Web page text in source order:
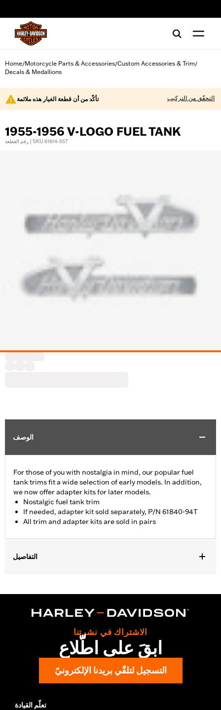
Home/Motorcycle Parts & Accessories/Custom Accessories & Trim/
Decals & Medallions
تأكّد من أن قطعة الغيار هذه ملائمة التحقّق من التركيب
1955-1956 V-LOGO FUEL TANK
رقم القطعة | SKU 61814-55T
الوصف
For those of you with nostalgia in mind, our popular fuel
tank trims fit a wide selection of early models. In addition,
we now offer adapter kits for later models.
Nostalgic fuel tank trim
If needed, adapter kit sold separately, P/N 61840-94T
All trim and adapter kits are sold in pairs
التفاصيل
WARRANTY:1 year limited warranty – Go towww.h-
for full details
الاشتراك في نشرتنا
ابقَ على اطّلاع
التسجيل لتلقّي بريدنا الإلكترونيّ
تعلّم القيادة